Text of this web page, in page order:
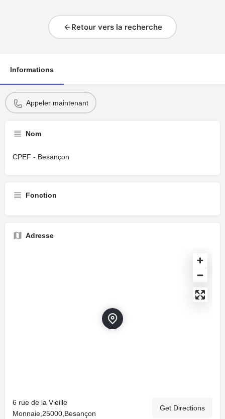
Retour vers la recherche
Informations
Appeler maintenant
Nom
CPEF - Besançon
Fonction
Adresse
6 rue de la Vieille
Monnaie,25000,Besançon
Get Directions